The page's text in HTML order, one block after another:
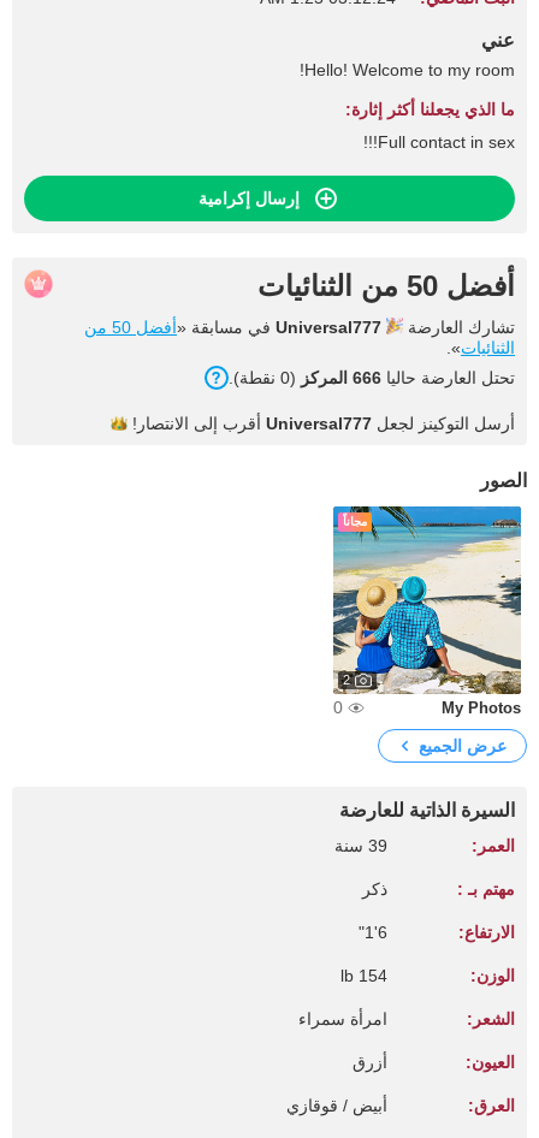
عني
Hello! Welcome to my room!
ما الذي يجعلنا أكثر إثارة:
Full contact in sex!!!
إرسال إكرامية
أفضل 50 من الثنائيات
تشارك العارضة Universal777 في مسابقة «
أفضل 50 من
الثنائيات».
تحتل العارضة حاليا 666 المركز (0 نقطة).
أرسل التوكينز لجعل Universal777 أقرب إلى الانتصار!
الصور
مجاناً
2
My Photos
0
عرض الجميع
السيرة الذاتية للعارضة
العمر: 39 سنة
مهتم بـ : ذكر
الارتفاع: 6'1"
الوزن: 154 lb
الشعر: امرأة سمراء
العيون: أزرق
العرق: أبيض / قوقازي